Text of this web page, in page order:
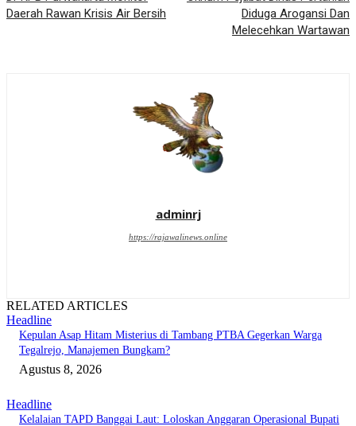
Daerah Rawan Krisis Air Bersih
Diduga Arogansi Dan
Melecehkan Wartawan
adminrj
https://rajawalinews.online
RELATED ARTICLES
Headline
Kepulan Asap Hitam Misterius di Tambang PTBA Gegerkan Warga
Tegalrejo, Manajemen Bungkam?
Agustus 8, 2026
Headline
Kelalaian TAPD Banggai Laut: Loloskan Anggaran Operasional Bupati